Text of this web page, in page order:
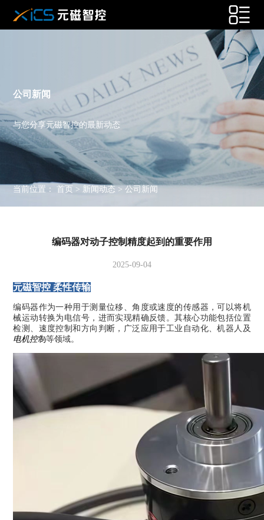
公司新闻
与您分享元磁智控的最新动态
当前位置：首页 > 新闻动态 >公司新闻
编码器对动子控制精度起到的重要作用
2025-09-04
元磁智控 柔性传输
编码器作为一种用于测量位移、角度或速度的传感器，可以将机
械运动转换为电信号，进而实现精确反馈。其核心功能包括位置
检测、速度控制和方向判断，广泛应用于工业自动化、机器人及
电机控制等领域‌。